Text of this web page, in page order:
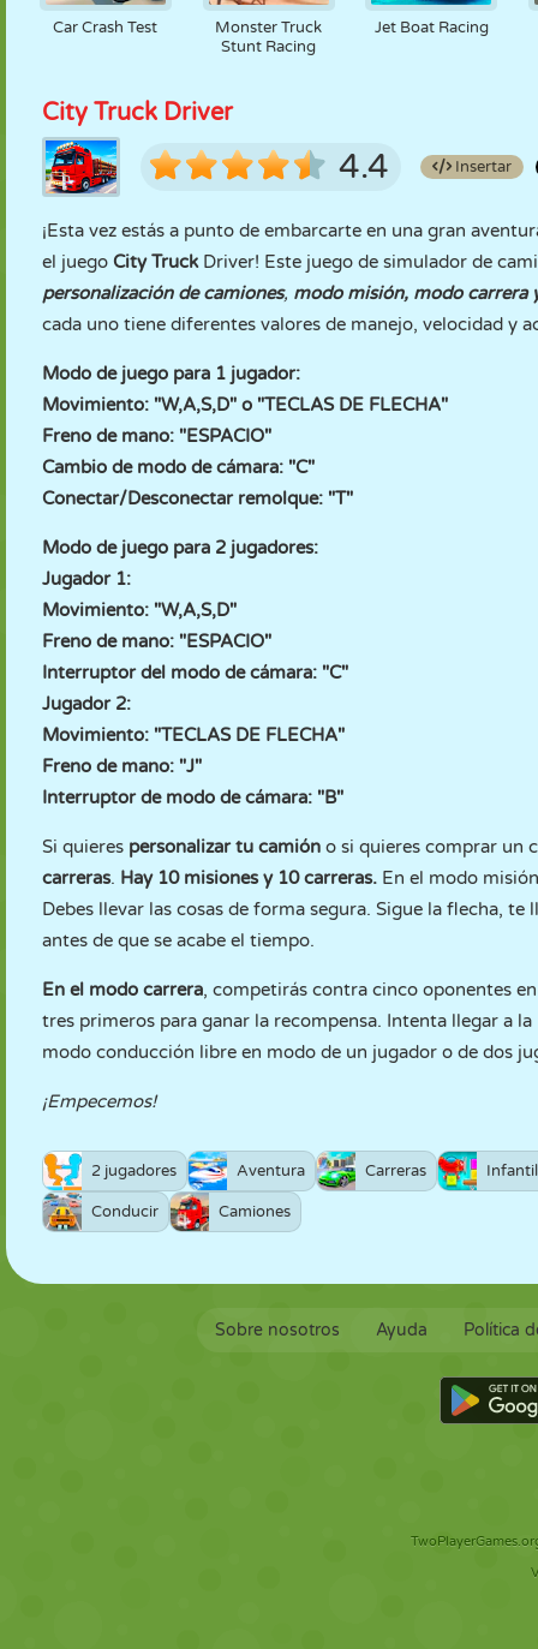
Car Crash Test
Monster Truck
Stunt Racing
Jet Boat Racing
City Truck Driver
4.4 Insertar
¡Esta vez estás a punto de embarcarte en una gran
el juego City TruckDriver! Este juego de simulador de
personalización de camiones, modo misión, modo carrera
cada uno tiene diferentes valores de manejo, velocidad y
Modo de juego para 1 jugador:
Movimiento: "W,A,S,D" o "TECLAS DE FLECHA"
Freno de mano: "ESPACIO"
Cambio de modo de cámara: "C"
Conectar/Desconectar remolque: "T"
Modo de juego para 2 jugadores:
Jugador 1:
Movimiento: "W,A,S,D"
Freno de mano: "ESPACIO"
Interruptor del modo de cámara: "C"
Jugador 2:
Movimiento: "TECLAS DE FLECHA"
Freno de mano: "J"
Interruptor de modo de cámara: "B"
Si quieres personalizar tu camión o si quieres comprar un
carreras. Hay 10 misiones y 10 carreras. En el modo
Debes llevar las cosas de forma segura. Sigue la flecha,
antes de que se acabe el tiempo.
En el modo carrera, competirás contra cinco oponentes
tres primeros para ganar la recompensa. Intenta llegar a
modo conducción libre en modo de un jugador o de dos
¡Empecemos!
2 jugadores Aventura Carreras
Conducir Camiones
Sobre nosotros Ayuda Política